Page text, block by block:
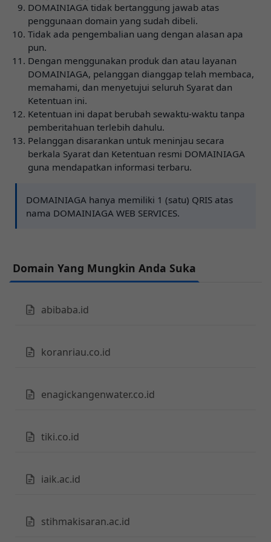
DOMAINIAGA tidak bertanggung jawab atas
penggunaan domain yang sudah dibeli.
Tidak ada pengembalian uang dengan alasan apa
pun.
Dengan menggunakan produk dan atau layanan
DOMAINIAGA, pelanggan dianggap telah membaca,
memahami, dan menyetujui seluruh Syarat dan
Ketentuan ini.
Ketentuan ini dapat berubah sewaktu-waktu tanpa
pemberitahuan terlebih dahulu.
Pelanggan disarankan untuk meninjau secara
berkala Syarat dan Ketentuan resmi DOMAINIAGA
guna mendapatkan informasi terbaru.
DOMAINIAGA hanya memiliki 1 (satu) QRIS atas
nama DOMAINIAGA WEB SERVICES.
Domain Yang Mungkin Anda Suka
abibaba.id
koranriau.co.id
enagickangenwater.co.id
tiki.co.id
iaik.ac.id
stihmakisaran.ac.id